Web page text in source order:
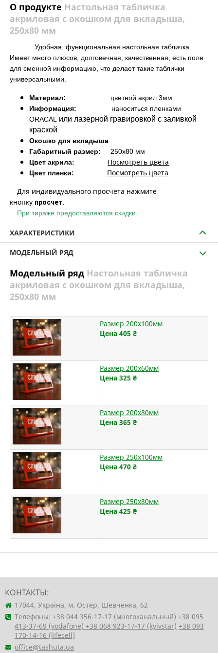
О продукте Настольная табличка
акриловая с окошком для вкладыша,
250х80 мм
Удобная, функциональная настольная табличка.
Имеет много плюсов, долговечная, качественная, есть поле
для сменной информацию, что делает такие таблички
универсальными.
Материал:
цветной акрил 3мм
Информация: наноситься пленками
ORACAL или лазерной гравировкой с заливкой
краской
Окошко для вкладыша
Габаритный размер: 250х80 мм
Цвет акрила:
Посмотреть цвета
Цвет пленки:
Посмотреть цвета
Для индивидуального просчета нажмите
кнопку просчет.
При тираже предоставляются скидки.
ХАРАКТЕРИСТИКИ
МОДЕЛЬНЫЙ РЯД
Модельный ряд Настольная табличка
акриловая с окошком для вкладыша,
250х80 мм
Размер 200х100мм
Цена 405 ₴
Размер 200х60мм
Цена 325 ₴
Размер 200х80мм
Цена 365 ₴
Размер 250х100мм
Цена 470 ₴
Размер 250х80мм
Цена 425 ₴
КОНТАКТЫ:
17044, Україна, м. Остер, Шевченка, 62
Телефоны: +38 044 356-17-17 (многоканальный) +38 095
413-37-69 (vodafone) +38 068 923-17-17 (kyivstar) +38 093
170-14-16 (lifecell)
office@tashuta.ua